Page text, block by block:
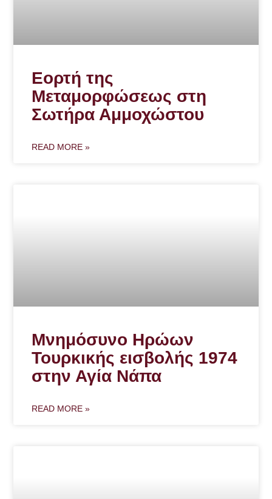
Εορτή της
Μεταμορφώσεως στη
Σωτήρα Αμμοχώστου
READ MORE »
Μνημόσυνο Ηρώων
Τουρκικής εισβολής 1974
στην Αγία Νάπα
READ MORE »